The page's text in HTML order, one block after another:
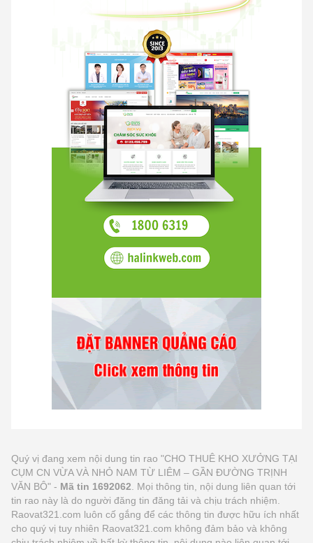
Quý vị đang xem nội dung tin rao "CHO THUÊ KHO XƯỞNG TẠI
CỤM CN VỪA VÀ NHỎ NAM TỪ LIÊM – GẦN ĐƯỜNG TRỊNH
VĂN BÔ" - Mã tin 1692062 . Mọi thông tin, nội dung liên quan tới
tin rao này là do người đăng tin đăng tải và chịu trách nhiệm.
Raovat321.com luôn cố gắng để các thông tin được hữu ích nhất
cho quý vị tuy nhiên Raovat321.com không đảm bảo và không